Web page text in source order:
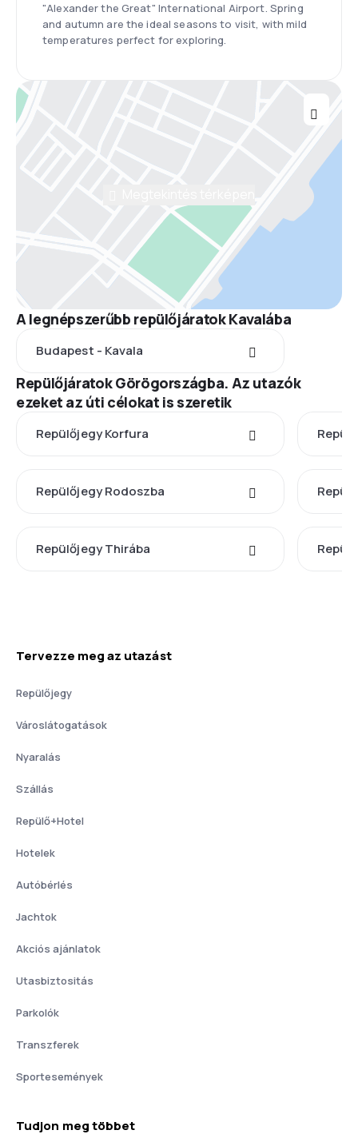
"Alexander the Great" International Airport. Spring
and autumn are the ideal seasons to visit, with mild
temperatures perfect for exploring.
A legnépszerűbb repülőjáratok Kavalába
Budapest - Kavala
Repülőjáratok Görögországba. Az utazók
ezeket az úti célokat is szeretik
Repülőjegy Korfura
Repülőjegy Rodoszba
Repülőjegy Thirába
Tervezze meg az utazást
Repülőjegy
Városlátogatások
Nyaralás
Szállás
Repülő+Hotel
Hotelek
Autóbérlés
Jachtok
Akciós ajánlatok
Utasbiztositás
Parkolók
Transzferek
Sportesemények
Tudjon meg többet